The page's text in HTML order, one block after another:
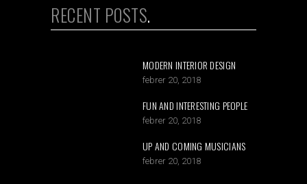
RECENT POSTS
MODERN INTERIOR DESIGN
febrer 20, 2018
FUN AND INTERESTING PEOPLE
febrer 20, 2018
UP AND COMING MUSICIANS
febrer 20, 2018